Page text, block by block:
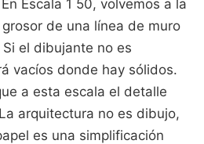
Escala 1 50, volvemos a la
de una línea de muro
el dibujante no es
vacíos donde hay sólidos.
a esta escala el detalle
arquitectura no es dibujo,
es una simplificación